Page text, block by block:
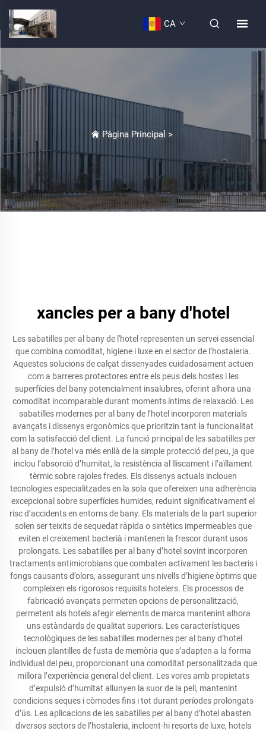
CA
Pàgina Principal >
xancles per a bany d'hotel
Les sabatilles per al bany de l'hotel representen un servei essencial
que combina comoditat, higiene i luxe en el sector de l’hostaleria.
Aquestes solucions de calçat dissenyades cuidadosament actuen
com a barreres protectores entre els peus dels hostes i les
superfícies del bany potencialment insalubres, oferint alhora una
comoditat incomparable durant moments íntims de relaxació. Les
sabatilles modernes per al bany de l’hotel incorporen materials
avançats i dissenys ergonòmics que prioritzin tant la funcionalitat
com la satisfacció del client. La funció principal de les sabatilles per
al bany de l’hotel va més enllà de la simple protecció del peu, ja que
inclou l’absorció d’humitat, la resistència al lliscament i l’aïllament
tèrmic sobre rajoles fredes. Els dissenys actuals inclouen
tecnologies especialitzades en la sola que ofereixen una adherència
excepcional sobre superfícies humides, reduint significativament el
risc d’accidents en entorns de bany. Els materials de la part superior
solen ser teixits de sequedat ràpida o sintètics impermeables que
eviten el creixement bacterià i mantenen la frescor durant usos
prolongats. Les sabatilles per al bany d’hotel sovint incorporen
tractaments antimicrobians que combaten activament les bacteris i
fongs causants d’olors, assegurant uns nivells d’higiene òptims que
compleixen els rigorosos requisits hotelers. Els processos de
fabricació avançats permeten opcions de personalització,
permetent als hotels afegir elements de marca mantenint alhora
uns estàndards de qualitat superiors. Les característiques
tecnològiques de les sabatilles modernes per al bany d’hotel
inclouen plantilles de fusta de memòria que s’adapten a la forma
individual del peu, proporcionant una comoditat personalitzada que
millora l’experiència general del client. Les vores amb propietats
d’expulsió d’humitat allunyen la suor de la pell, mantenint
condicions seques i còmodes fins i tot durant períodes prolongats
d’ús. Les aplicacions de les sabatilles per al bany d’hotel abasten
diversos sectors de l’hostaleria, incloent-hi resorts de luxe, hotels